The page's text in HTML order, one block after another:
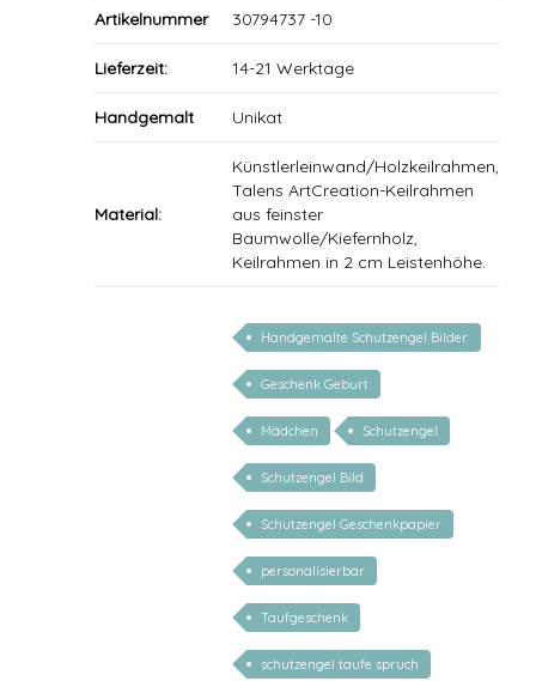
Artikelnummer 30794737 -10
Lieferzeit: 14-21 Werktage
Handgemalt Unikat
Material:
Künstlerleinwand/Holzkeilrahmen,
Talens ArtCreation-Keilrahmen
aus feinster
Baumwolle/Kiefernholz,
Keilrahmen in 2 cm Leistenhöhe.
Handgemalte Schutzengel Bilder
mit Gedicht
Geschenk Geburt
Mädchen Schutzengel
Schutzengel Bild
Schutzengel Geschenkpapier
personalisierbar
Taufgeschenk
schutzengel taufe spruch